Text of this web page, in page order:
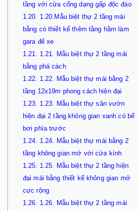
tầng với cửa cổng dạng gấp độc đáo
1.20. 1.20.Mẫu biệt thự 2 tầng mái
bằng có thiết kế thêm tầng hầm làm
gara để xe
1.21. 1.21. Mẫu biệt thự 2 tầng mái
bằng phá cách
1.22. 1.22. Mẫu biệt thự mái bằng 2
tầng 12x19m phong cách hiện đại
1.23. 1.23. Mẫu biệt thự sân vườn
hiện đại 2 tầng không gian xanh có bể
bơi phía trước
1.24. 1.24. Mẫu biệt thự mái bằng 2
tầng không gian mở với cửa kính
1.25. 1.25. Mẫu biệt thự 2 tầng hiện
đại mái bằng thiết kế không gian mở
cực rộng
1.26. 1.26. Mẫu biệt thự 2 tầng mái